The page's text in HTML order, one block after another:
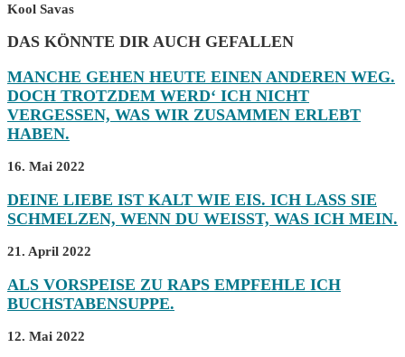
Kool Savas
DAS KÖNNTE DIR AUCH GEFALLEN
MANCHE GEHEN HEUTE EINEN ANDEREN WEG.
DOCH TROTZDEM WERD‘ ICH NICHT
VERGESSEN, WAS WIR ZUSAMMEN ERLEBT
HABEN.
16. Mai 2022
DEINE LIEBE IST KALT WIE EIS. ICH LASS SIE
SCHMELZEN, WENN DU WEISST, WAS ICH MEIN.
21. April 2022
ALS VORSPEISE ZU RAPS EMPFEHLE ICH
BUCHSTABENSUPPE.
12. Mai 2022